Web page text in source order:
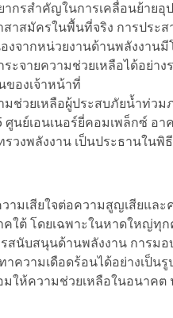
ากรสำคัญในการเคลื่อนย้าย
าสมัครในพื้นที่จริง การประ
งจากหน่วยงานด้านพลังงาน
ระจายความช่วยเหลือได้อย่
ของเจ้าหน้าที่
มช่วยเหลือผู้ประสบภัยน้ำท่ว
นย์เอนเนอร์ยี่คอมเพล็กซ์ อ
รวงพลังงาน เป็นประธานใน
ามเสียใจต่อความสูญเสียแล
ใต้ โดยเฉพาะในหาดใหญ่ทุ
สนับสนุนด้านพลังงาน การม
าความเดือดร้อนได้อย่างเป็
ให้ความช่วยเหลือในอนาคต